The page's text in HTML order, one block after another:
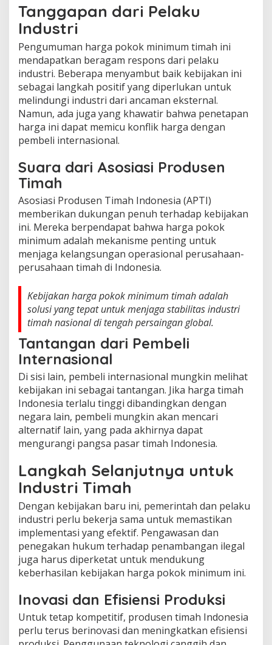
Tanggapan dari Pelaku
Industri
Pengumuman harga pokok minimum timah ini
mendapatkan beragam respons dari pelaku
industri. Beberapa menyambut baik kebijakan ini
sebagai langkah positif yang diperlukan untuk
melindungi industri dari ancaman eksternal.
Namun, ada juga yang khawatir bahwa penetapan
harga ini dapat memicu konflik harga dengan
pembeli internasional.
Suara dari Asosiasi Produsen
Timah
Asosiasi Produsen Timah Indonesia (APTI)
memberikan dukungan penuh terhadap kebijakan
ini. Mereka berpendapat bahwa harga pokok
minimum adalah mekanisme penting untuk
menjaga kelangsungan operasional perusahaan-
perusahaan timah di Indonesia.
Kebijakan harga pokok minimum timah adalah
solusi yang tepat untuk menjaga stabilitas industri
timah nasional di tengah persaingan global.
Tantangan dari Pembeli
Internasional
Di sisi lain, pembeli internasional mungkin melihat
kebijakan ini sebagai tantangan. Jika harga timah
Indonesia terlalu tinggi dibandingkan dengan
negara lain, pembeli mungkin akan mencari
alternatif lain, yang pada akhirnya dapat
mengurangi pangsa pasar timah Indonesia.
Langkah Selanjutnya untuk
Industri Timah
Dengan kebijakan baru ini, pemerintah dan pelaku
industri perlu bekerja sama untuk memastikan
implementasi yang efektif. Pengawasan dan
penegakan hukum terhadap penambangan ilegal
juga harus diperketat untuk mendukung
keberhasilan kebijakan harga pokok minimum ini.
Inovasi dan Efisiensi Produksi
Untuk tetap kompetitif, produsen timah Indonesia
perlu terus berinovasi dan meningkatkan efisiensi